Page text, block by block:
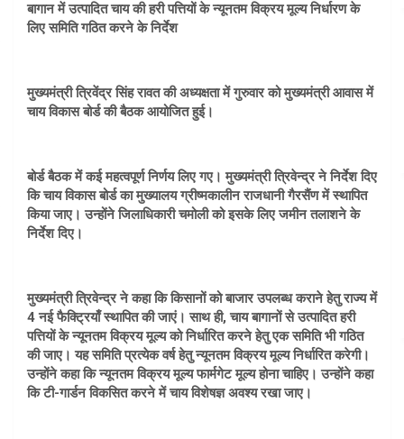
बागान में उत्पादित चाय की हरी पत्तियों के न्यूनतम विक्रय मूल्य निर्धारण के
लिए समिति गठित करने के निर्देश
मुख्यमंत्री त्रिवेंद्र सिंह रावत की अध्यक्षता में गुरुवार को मुख्यमंत्री आवास में
चाय विकास बोर्ड की बैठक आयोजित हुई।
बोर्ड बैठक में कई महत्वपूर्ण निर्णय लिए गए। मुख्यमंत्री त्रिवेन्द्र ने निर्देश दिए
कि चाय विकास बोर्ड का मुख्यालय ग्रीष्मकालीन राजधानी गैरसैंण में स्थापित
किया जाए। उन्होंने जिलाधिकारी चमोली को इसके लिए जमीन तलाशने के
निर्देश दिए।
मुख्यमंत्री त्रिवेन्द्र ने कहा कि किसानों को बाजार उपलब्ध कराने हेतु राज्य में
4 नई फैक्ट्रियाँ स्थापित की जाएं। साथ ही, चाय बागानों से उत्पादित हरी
पत्तियों के न्यूनतम विक्रय मूल्य को निर्धारित करने हेतु एक समिति भी गठित
की जाए। यह समिति प्रत्येक वर्ष हेतु न्यूनतम विक्रय मूल्य निर्धारित करेगी।
उन्होंने कहा कि न्यूनतम विक्रय मूल्य फार्मगेट मूल्य होना चाहिए। उन्होंने कहा
कि टी-गार्डन विकसित करने में चाय विशेषज्ञ अवश्य रखा जाए।